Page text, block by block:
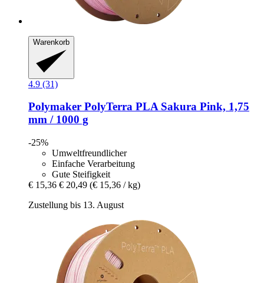
Warenkorb
4.9 (31)
Polymaker PolyTerra PLA Sakura Pink, 1,75
mm / 1000 g
-25%
Umweltfreundlicher
Einfache Verarbeitung
Gute Steifigkeit
€ 15,36 € 20,49 (€ 15,36 / kg)
Zustellung bis 13. August